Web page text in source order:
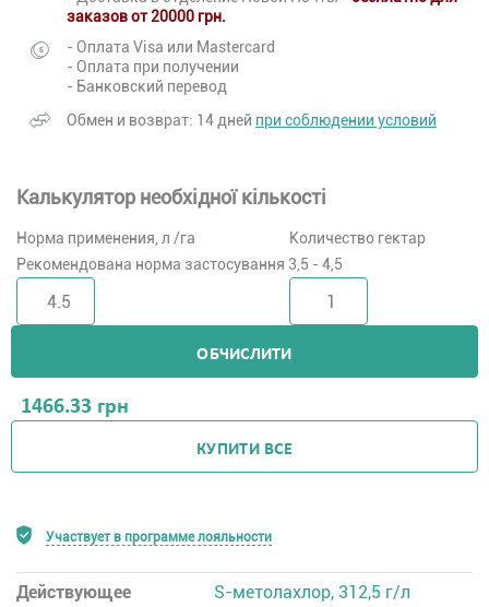
заказов от 20000 грн.
- Оплата Visa или Mastercard
- Оплата при получении
- Банковский перевод
Обмен и возврат: 14 дней при соблюдении условий
Калькулятор необхідної кількості
Норма применения, л /га
Количество гектар
Рекомендована норма застосування 3,5 - 4,5
ОБЧИСЛИТИ
1466.33 грн
КУПИТИ ВСЕ
Участвует в программе лояльности
Действующее
S-метолахлор, 312,5 г/л